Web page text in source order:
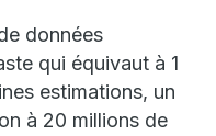
données
qui équivaut à 1
estimations, un
à 20 millions de